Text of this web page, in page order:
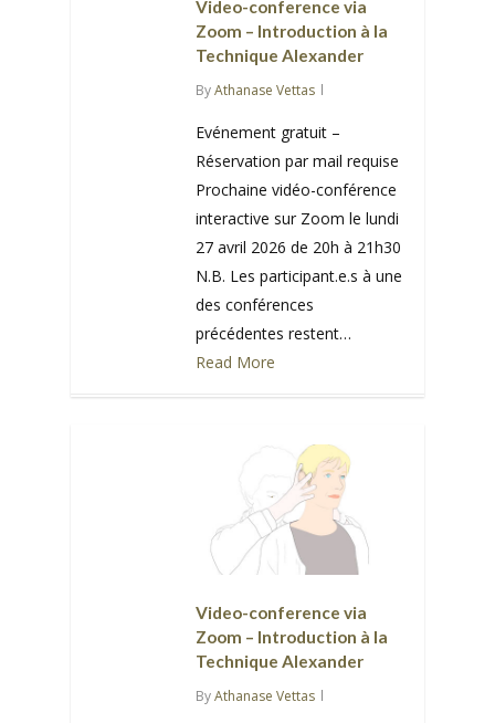
Video-conference via
Zoom – Introduction à la
Technique Alexander
ByAthanase Vettas
Evénement gratuit –
Réservation par mail requise
Prochaine vidéo-conférence
interactive sur Zoom le lundi
27 avril 2026 de 20h à 21h30
N.B. Les participant.e.s à une
des conférences
précédentes restent…
Read More
Video-conference via
Zoom – Introduction à la
Technique Alexander
ByAthanase Vettas